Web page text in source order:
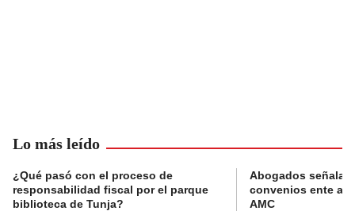
Lo más leído
¿Qué pasó con el proceso de
responsabilidad fiscal por el parque
biblioteca de Tunja?
Abogados
convenios ente
AMC